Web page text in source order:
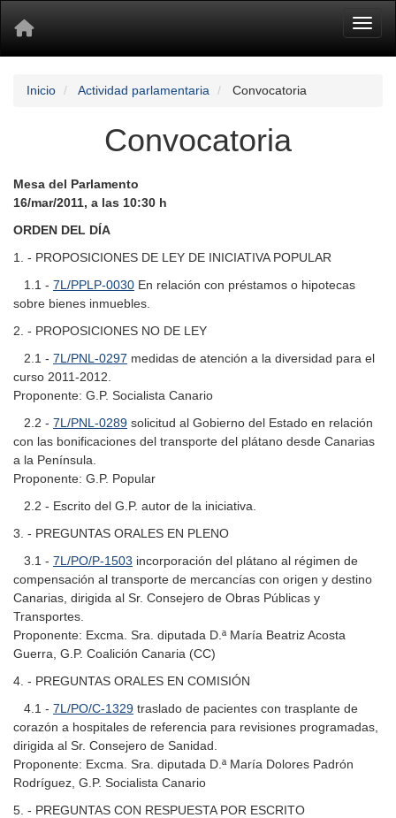
Inicio Actividad parlamentaria Convocatoria
Convocatoria
Mesa del Parlamento
16/mar/2011, a las 10:30 h
ORDEN DEL DÍA
1. - PROPOSICIONES DE LEY DE INICIATIVA POPULAR
1.1 - 7L/PPLP-0030 En relación con préstamos o hipotecas
sobre bienes inmuebles.
2. - PROPOSICIONES NO DE LEY
2.1 - 7L/PNL-0297 medidas de atención a la diversidad para el
curso 2011-2012.
Proponente: G.P. Socialista Canario
2.2 - 7L/PNL-0289 solicitud al Gobierno del Estado en relación
con las bonificaciones del transporte del plátano desde Canarias
a la Península.
Proponente: G.P. Popular
2.2 - Escrito del G.P. autor de la iniciativa.
3. - PREGUNTAS ORALES EN PLENO
3.1 - 7L/PO/P-1503 incorporación del plátano al régimen de
compensación al transporte de mercancías con origen y destino
Canarias, dirigida al Sr. Consejero de Obras Públicas y
Transportes.
Proponente: Excma. Sra. diputada D.ª María Beatriz Acosta
Guerra, G.P. Coalición Canaria (CC)
4. - PREGUNTAS ORALES EN COMISIÓN
4.1 - 7L/PO/C-1329 traslado de pacientes con trasplante de
corazón a hospitales de referencia para revisiones programadas,
dirigida al Sr. Consejero de Sanidad.
Proponente: Excma. Sra. diputada D.ª María Dolores Padrón
Rodríguez, G.P. Socialista Canario
5. - PREGUNTAS CON RESPUESTA POR ESCRITO